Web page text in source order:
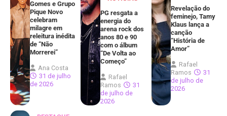
Gomes e Grupo
Pique Novo
celebram
milagre em
releitura inédita
de “Não
Morrerei”
Ana Costa
31 de julho
de 2026
PG resgata a
energia do
arena rock dos
anos 80 e 90
com o álbum
“De Volta ao
Começo”
Rafael
Ramos
31
de julho de
2026
Revelação do
feminejo, Tamy
Klaus lança a
canção
“História de
Amor”
Rafael
Ramos
31
de julho de
2026